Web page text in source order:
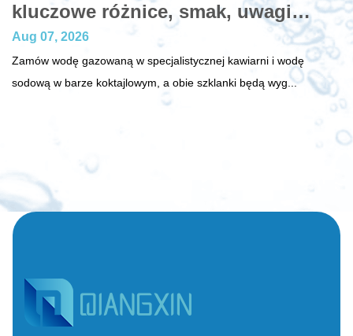
kluczowe różnice, smak, uwagi
zdrowotne i sposób wyboru
Aug 07, 2026
Zamów wodę gazowaną w specjalistycznej kawiarni i wodę
sodową w barze koktajlowym, a obie szklanki będą wyg...